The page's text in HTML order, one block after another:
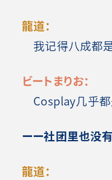
龍道：
我记得八成都
ビートまりお：
Cosplay几乎都
ーー社团里也没
龍道：